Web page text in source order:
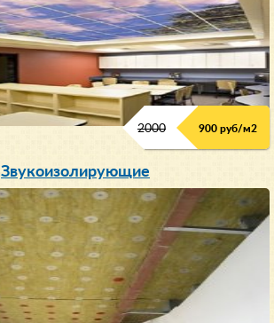
2000 900 руб/м2
Звукоизолирующие